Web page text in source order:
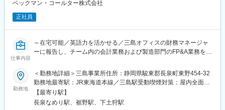
ベックマン・コールター株式会社
正社員
仕事内容
～在宅可能／英語力を活かせる／三島オフィスの財務マネージャ
ーに報告し、チーム内の会計業務および製造部門のFP&A業務を統
■業務内容
ベックマン・コールター株式会社における本ポジション（シニア
アナリスト - 経理）は、ベックマン・コールター株式会社の子会
社である製造（オペレーション）拠点のすべての経理業務および
勤務地
＜勤務地詳細＞三島事業所住所：静岡県駿東郡長泉町東野454-32
勤務地最寄駅：JR東海道本線／三島駅受動喫煙対策：屋内全面禁
煙変更の範囲：会社の定める事業所（リモートワーク含む）
【最寄り駅】
長泉なめり駅、裾野駅、下土狩駅